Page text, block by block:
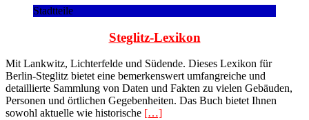
Stadtteile
Steglitz-Lexikon
Mit Lankwitz, Lichterfelde und Südende. Dieses Lexikon für
Berlin-Steglitz bietet eine bemerkenswert umfangreiche und
detaillierte Sammlung von Daten und Fakten zu vielen Gebäuden,
Personen und örtlichen Gegebenheiten. Das Buch bietet Ihnen
sowohl aktuelle wie historische […]